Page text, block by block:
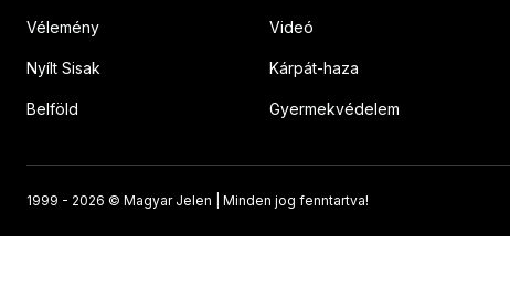
Vélemény
Nyílt Sisak
Belföld
Videó
Kárpát-haza
Gyermekvédelem
1999 - 2026 © Magyar Jelen | Minden jog fenntartva!